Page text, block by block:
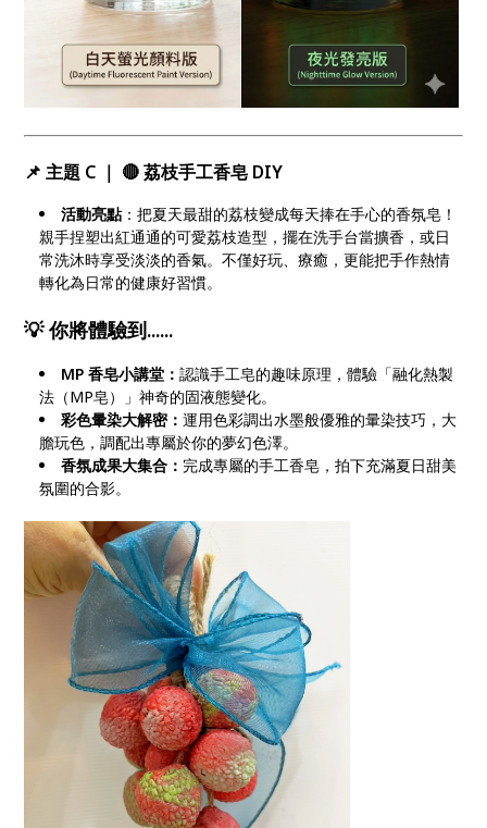
📌 主題 C ｜ 🔴 荔枝手工香皂 DIY
活動亮點：把夏天最甜的荔枝變成每天捧在手心的香氛皂！
親手捏塑出紅通通的可愛荔枝造型，擺在洗手台當擴香，或日
常洗沐時享受淡淡的香氣。不僅好玩、療癒，更能把手作熱情
轉化為日常的健康好習慣。
💡 你將體驗到......
MP 香皂小講堂：認識手工皂的趣味原理，體驗「融化熱製
法（MP皂）」神奇的固液態變化。
彩色暈染大解密：運用色彩調出水墨般優雅的暈染技巧，大
膽玩色，調配出專屬於你的夢幻色澤。
香氛成果大集合： 完成專屬的手工香皂，拍下充滿夏日甜美
氛圍的合影。